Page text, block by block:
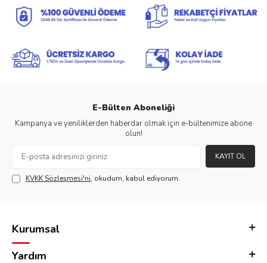
E-Bülten Aboneliği
Kampanya ve yeniliklerden haberdar olmak için e-bültenimize abone
olun!
KAYIT OL
KVKK Sözleşmesi'ni, okudum, kabul ediyorum.
Kurumsal
Yardım